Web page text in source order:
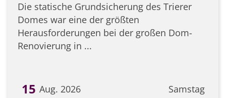
Die statische Grundsicherung des Trierer
Domes war eine der größten
Herausforderungen bei der großen Dom-
Renovierung in ...
Samstag
15 Aug. 2026